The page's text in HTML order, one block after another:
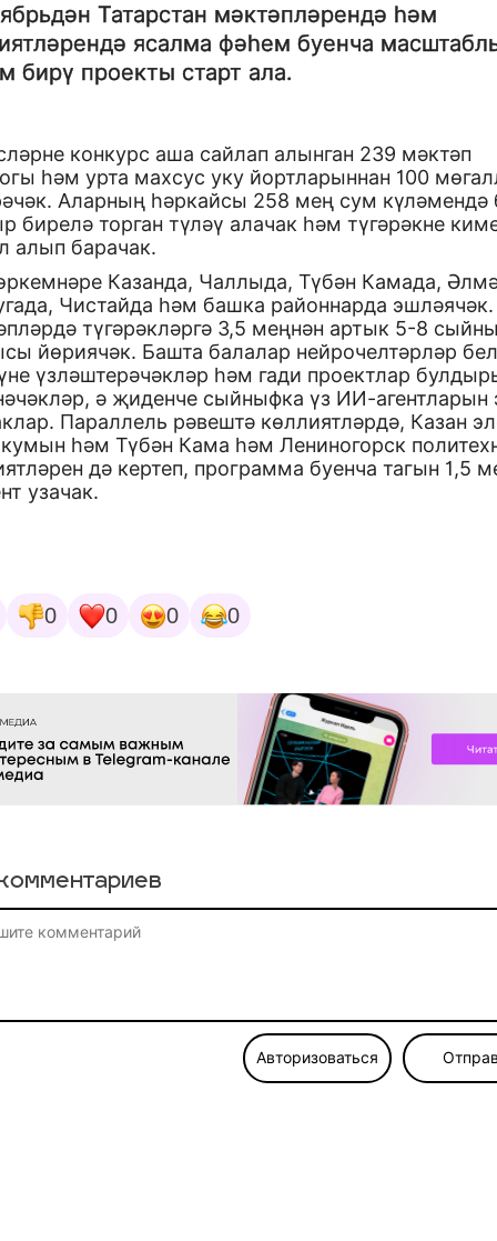
Татарстан мәктәпләрендә һәм
ясалма фәһем буенча
бирү проекты старт ала.
конкурс аша сайлап алынган 239 мәктәп
һәм урта махсус уку йортларыннан 100
Аларның һәркайсы 258 мең сум күләмендә
бирелә торган түләү алачак һәм түгәрәкне
алып барачак.
Казанда, Чаллыда, Түбән Камада,
Чистайда һәм башка районнарда эшләячәк.
түгәрәкләргә 3,5 меңнән артык 5-8
йөриячәк. Башта балалар нейрочелтәрләр
үзләштерәчәкләр һәм гади проектлар
ә җиденче сыйныфка үз ИИ-
Параллель рәвештә көллиятләрдә, Казан
һәм Түбән Кама һәм Лениногорск
дә кертеп, программа буенча тагын 1,5
узачак.
0 0 0 0
Авторизоваться